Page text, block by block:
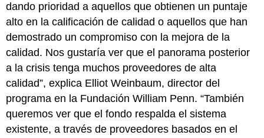
dando prioridad a aquellos que obtienen un puntaje
alto en la calificación de calidad o aquellos que han
demostrado un compromiso con la mejora de la
calidad. Nos gustaría ver que el panorama posterior
a la crisis tenga muchos proveedores de alta
calidad”, explica Elliot Weinbaum, director del
programa en la Fundación William Penn. “También
queremos ver que el fondo respalda el sistema
existente, a través de proveedores basados ​​en el